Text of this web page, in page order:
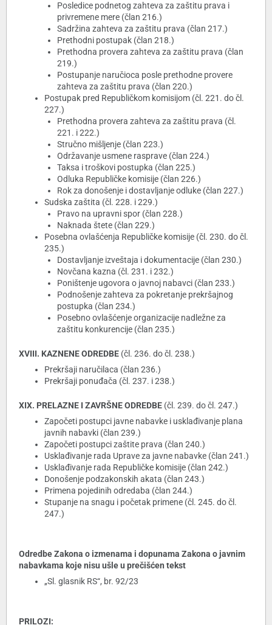
Posledice podnetog zahteva za zaštitu prava i
privremene mere (član 216.)
Sadržina zahteva za zaštitu prava (član 217.)
Prethodni postupak (član 218.)
Prethodna provera zahteva za zaštitu prava (član
219.)
Postupanje naručioca posle prethodne provere
zahteva za zaštitu prava (član 220.)
Postupak pred Republičkom komisijom (čl. 221. do čl.
227.)
Prethodna provera zahteva za zaštitu prava (čl.
221. i 222.)
Stručno mišljenje (član 223.)
Održavanje usmene rasprave (član 224.)
Taksa i troškovi postupka (član 225.)
Odluka Republičke komisije (član 226.)
Rok za donošenje i dostavljanje odluke (član 227.)
Sudska zaštita (čl. 228. i 229.)
Pravo na upravni spor (član 228.)
Naknada štete (član 229.)
Posebna ovlašćenja Republičke komisije (čl. 230. do čl.
235.)
Dostavljanje izveštaja i dokumentacije (član 230.)
Novčana kazna (čl. 231. i 232.)
Poništenje ugovora o javnoj nabavci (član 233.)
Podnošenje zahteva za pokretanje prekršajnog
postupka (član 234.)
Posebno ovlašćenje organizacije nadležne za
zaštitu konkurencije (član 235.)
XVIII. KAZNENE ODREDBE (čl. 236. do čl. 238.)
Prekršaji naručilaca (član 236.)
Prekršaji ponuđača (čl. 237. i 238.)
XIX. PRELAZNE I ZAVRŠNE ODREDBE (čl. 239. do čl. 247.)
Započeti postupci javne nabavke i usklađivanje plana
javnih nabavki (član 239.)
Započeti postupci zaštite prava (član 240.)
Usklađivanje rada Uprave za javne nabavke (član 241.)
Usklađivanje rada Republičke komisije (član 242.)
Donošenje podzakonskih akata (član 243.)
Primena pojedinih odredaba (član 244.)
Stupanje na snagu i početak primene (čl. 245. do čl.
247.)
Odredbe Zakona o izmenama i dopunama Zakona o javnim
nabavkama koje nisu ušle u prečišćen tekst
„Sl. glasnik RS“, br. 92/23
PRILOZI: